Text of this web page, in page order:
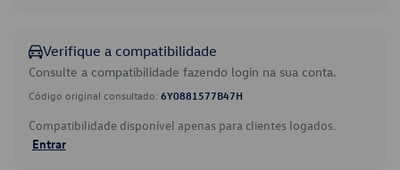
Verifique a compatibilidade
Consulte a compatibilidade fazendo login na sua conta.
Código original consultado: 6Y0881577B47H
Compatibilidade disponível apenas para clientes logados.
Entrar